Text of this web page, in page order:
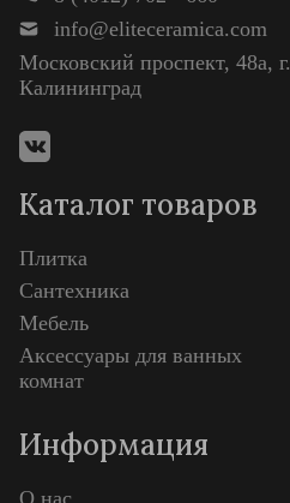
info@eliteceramica.com
Московский проспект, 48а, г.
Калининград
Каталог товаров
Плитка
Сантехника
Мебель
Аксессуары для ванных
комнат
Информация